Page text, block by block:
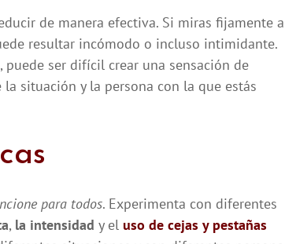
de manera efectiva. Si miras fijamente a
resultar incómodo o incluso intimidante.
ser difícil crear una sensación de
situación y la persona con la que estás
para todos. Experimenta con diferentes
, la intensidad y el uso de cejas y pestañas